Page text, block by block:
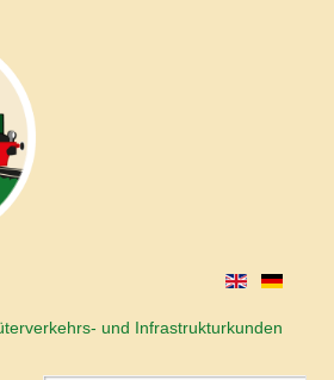
und Infrastrukturkunden